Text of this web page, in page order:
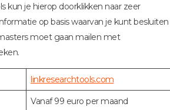
kun je hierop doorklikken naar zeer
op basis waarvan je kunt
moet gaan mailen met
linkresearchtools.com
Vanaf 99 euro per maand